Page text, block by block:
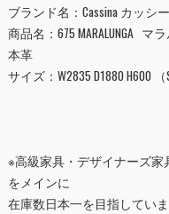
ブランド名： Cassina カッシ
商品名：675 MARALUNGA マ
本革
サイズ：W2835 D1880 H600 （
※高級家具・デザイナーズ
をメインに
在庫数日本一を目指していま